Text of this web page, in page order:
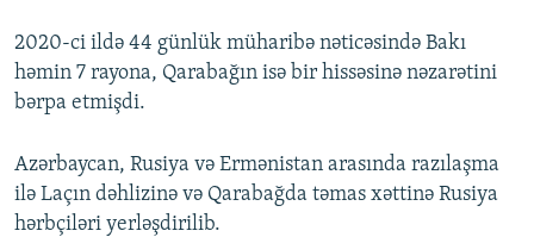
2020-ci ildə 44 günlük müharibə nəticəsində Bakı
həmin 7 rayona, Qarabağın isə bir hissəsinə nəzarətini
bərpa etmişdi.
Azərbaycan, Rusiya və Ermənistan arasında razılaşma
ilə Laçın dəhlizinə və Qarabağda təmas xəttinə Rusiya
hərbçiləri yerləşdirilib.